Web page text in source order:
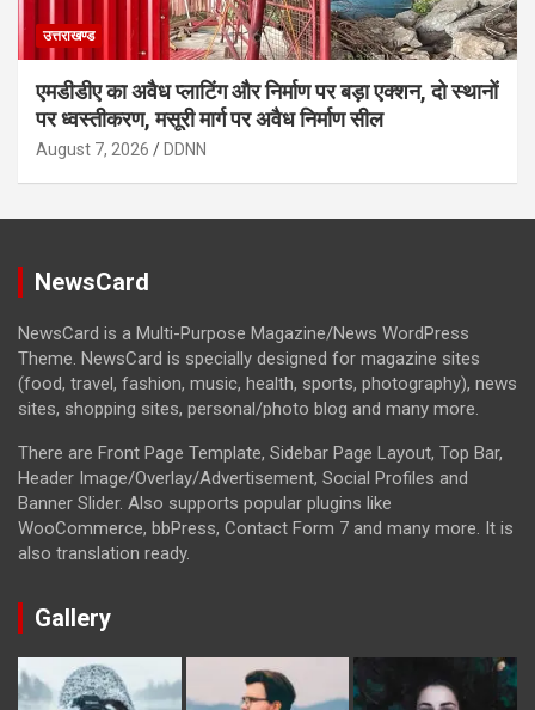
उत्तराखण्ड
एमडीडीए का अवैध प्लाटिंग और निर्माण पर बड़ा एक्शन, दो स्थानों
पर ध्वस्तीकरण, मसूरी मार्ग पर अवैध निर्माण सील
August 7, 2026 DDNN
NewsCard
NewsCard is a Multi-Purpose Magazine/News WordPress
Theme. NewsCard is specially designed for magazine sites
(food, travel, fashion, music, health, sports, photography), news
sites, shopping sites, personal/photo blog and many more.
There are Front Page Template, Sidebar Page Layout, Top Bar,
Header Image/Overlay/Advertisement, Social Profiles and
Banner Slider. Also supports popular plugins like
WooCommerce, bbPress, Contact Form 7 and many more. It is
also translation ready.
Gallery